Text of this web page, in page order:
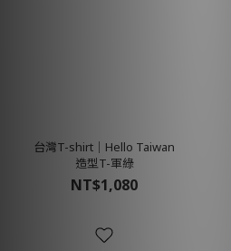
台灣T-shirt│Hello Taiwan
造型T-軍綠
NT$1,080